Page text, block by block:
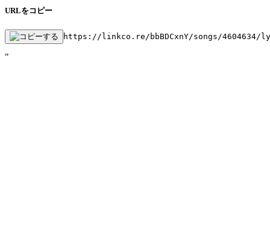
URLをコピー
https://linkco.re/bbBDCxnY/songs/4604634/
"